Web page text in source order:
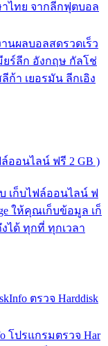
าไทย จากลีกฟุตบอล
นผลบอลสดรวดเร็ว
ร์ลีก อังกฤษ กัลโช่
ก้า เยอรมัน ลีกเอิง
ล์ออนไลน์ ฟรี 2 GB )
เก็บไฟล์ออนไลน์ ฟ
ให้คุณเก็บข้อมูล เก็
ได้ ทุกที่ ทุกเวลา
ตรวจ Harddisk
โปรแกรมตรวจ Har